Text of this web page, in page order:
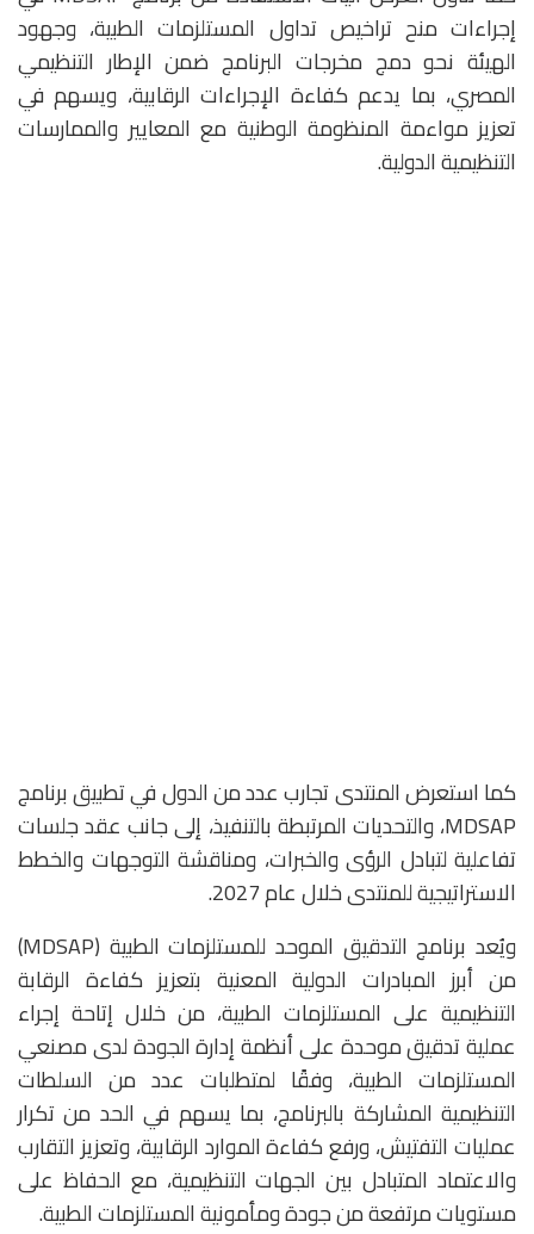
إجراءات منح تراخيص تداول المستلزمات الطبية، وجهود
الهيئة نحو دمج مخرجات البرنامج ضمن الإطار التنظيمي
المصري، بما يدعم كفاءة الإجراءات الرقابية، ويسهم في
تعزيز مواءمة المنظومة الوطنية مع المعايير والممارسات
التنظيمية الدولية.
كما استعرض المنتدى تجارب عدد من الدول في تطبيق برنامج
MDSAP، والتحديات المرتبطة بالتنفيذ، إلى جانب عقد جلسات
تفاعلية لتبادل الرؤى والخبرات، ومناقشة التوجهات والخطط
الاستراتيجية للمنتدى خلال عام 2027.
ويُعد برنامج التدقيق الموحد للمستلزمات الطبية (MDSAP)
من أبرز المبادرات الدولية المعنية بتعزيز كفاءة الرقابة
التنظيمية على المستلزمات الطبية، من خلال إتاحة إجراء
عملية تدقيق موحدة على أنظمة إدارة الجودة لدى مصنعي
المستلزمات الطبية، وفقًا لمتطلبات عدد من السلطات
التنظيمية المشاركة بالبرنامج، بما يسهم في الحد من تكرار
عمليات التفتيش، ورفع كفاءة الموارد الرقابية، وتعزيز التقارب
والاعتماد المتبادل بين الجهات التنظيمية، مع الحفاظ على
مستويات مرتفعة من جودة ومأمونية المستلزمات الطبية.